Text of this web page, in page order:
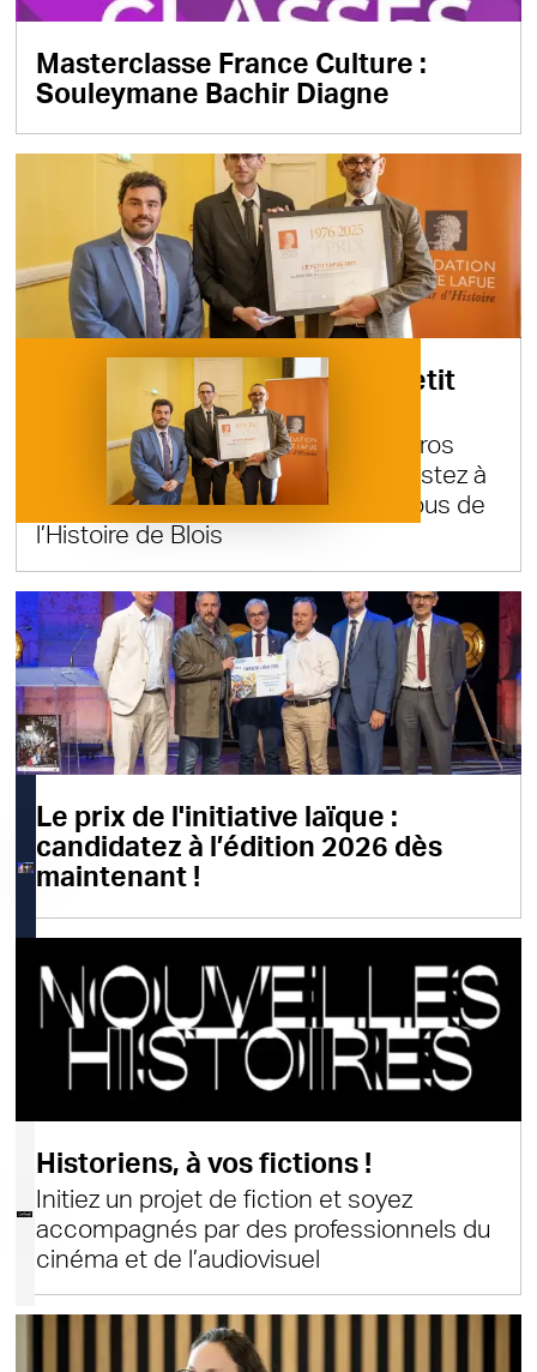
Masterclasse France Culture :
Souleymane Bachir Diagne
Participez au concours "Le Petit
Lafue" avec votre classe !
Gagnez avec votre classe 2500 euros
pour un projet pédagogique et assistez à
la prochaine édition des Rendez-vous de
l’Histoire de Blois
Le prix de l'initiative laïque :
candidatez à l’édition 2026 dès
maintenant !
Historiens, à vos fictions !
Initiez un projet de fiction et soyez
accompagnés par des professionnels du
cinéma et de l’audiovisuel